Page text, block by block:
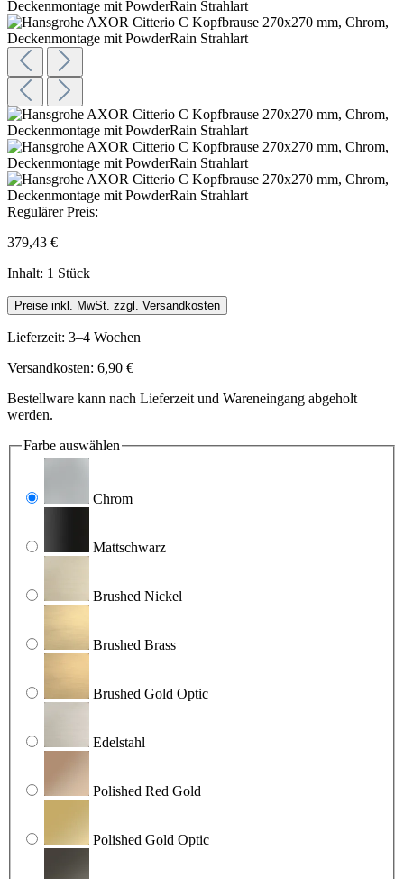
Regulärer Preis:
379,43 €
Inhalt: 1 Stück
Preise inkl. MwSt. zzgl. Versandkosten
Lieferzeit: 3–4 Wochen
Versandkosten: 6,90 €
Bestellware kann nach Lieferzeit und Wareneingang abgeholt
werden.
Farbe auswählen
Chrom
Mattschwarz
Brushed Nickel
Brushed Brass
Brushed Gold Optic
Edelstahl
Polished Red Gold
Polished Gold Optic